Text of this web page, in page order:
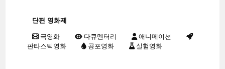
단편 영화제
극영화 다큐멘터리
애니메이션
판타스틱영화
공포영화 실험영화